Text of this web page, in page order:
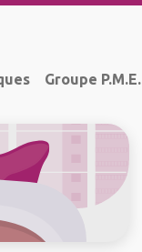
Groupe P.M.E.